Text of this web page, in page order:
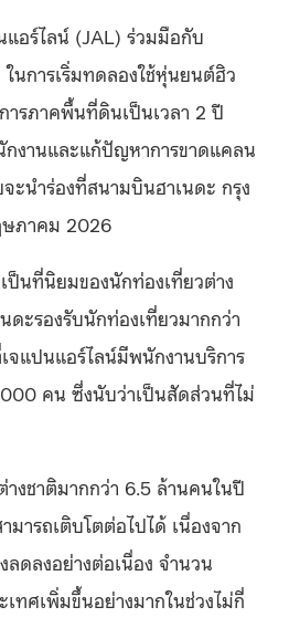
แอร์ไลน์​ (JAL) ร่วมมือกับ
นการเริ่มทดลองใช้หุ่นยนต์ฮิว
ารภาคพื้นที่ดินเป็นเวลา 2 ปี
กงานและแก้ปัญหาการขาดแคลน
ะนำร่องที่สนามบินฮาเนดะ กรุง
ษภาคม 2026
ป็นที่นิยมของนักท่องเที่ยวต่าง
ดะรองรับนักท่องเที่ยวมากกว่า
แปนแอร์ไลน์มีพนักงานบริการ
คน ซึ่งนับว่าเป็นสัดส่วนที่ไม่
งชาติมากกว่า 6.5 ล้านคนในปี
มารถเติบโตต่อไปได้ เนื่องจาก
ลดลงอย่างต่อเนื่อง จำนวน
เทศเพิ่มขึ้นอย่างมากในช่วงไม่กี่